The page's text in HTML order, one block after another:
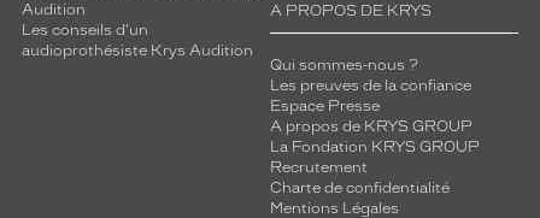
Audition
Les conseils d'un
audioprothésiste Krys Audition
A PROPOS DE KRYS
Qui sommes-nous ?
Les preuves de la confiance
Espace Presse
A propos de KRYS GROUP
La Fondation KRYS GROUP
Recrutement
Charte de confidentialité
Mentions Légales